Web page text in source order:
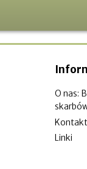
O nas:
Kontakt
Linki